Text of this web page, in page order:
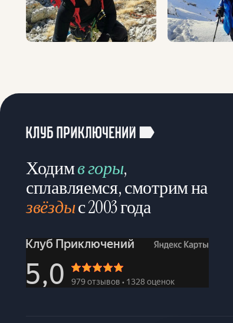
Ходимв горы,
сплавляемся, смотрим на
звёздыс 2003 года